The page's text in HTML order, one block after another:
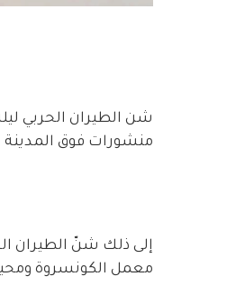
شن الطيران الحربي
منشورات فوق
إلى ذلك شنّ الطيران
معمل الكونسروة